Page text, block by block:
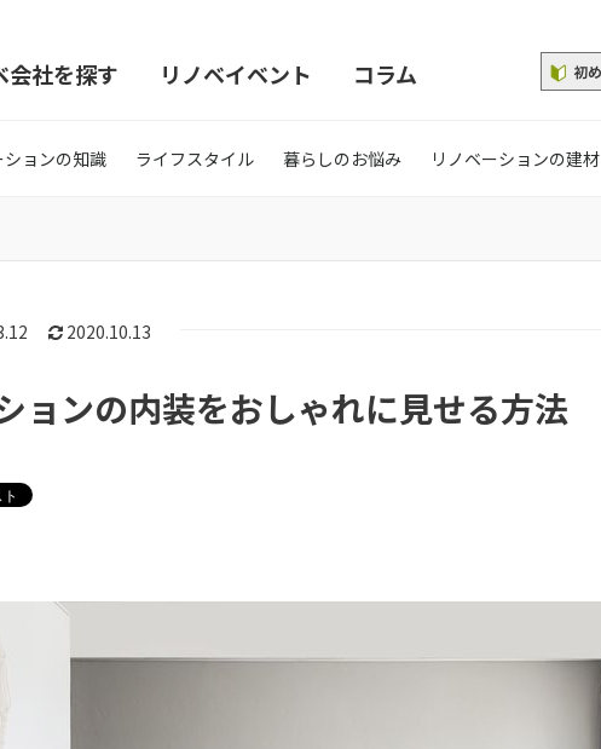
会社を探す リノベイベント コラム
ションの知識 ライフスタイル 暮らしのお悩み リノベーションの建材
2020.10.13
ョンの内装をおしゃれに見せる方法